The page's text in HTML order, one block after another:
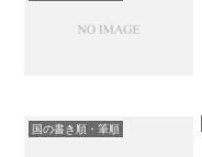
国の書き順・筆順